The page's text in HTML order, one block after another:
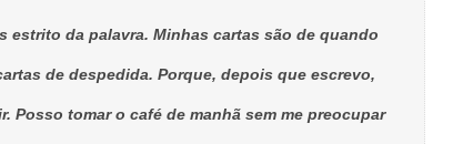
estrito da palavra. Minhas cartas são de quando
de despedida. Porque, depois que escrevo,
Posso tomar o café de manhã sem me preocupar